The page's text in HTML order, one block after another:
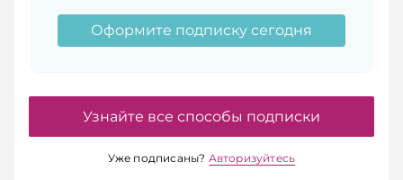
Оформите подписку сегодня
Узнайте все способы подписки
Уже подписаны? Авторизуйтесь